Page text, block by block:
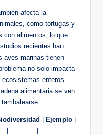
afecta la
como tortugas y
con alimentos, lo que
recientes han
aves marinas tienen
no solo impacta
enteros.
alimentaria se ven
Ejemplo
|